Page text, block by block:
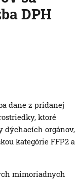
DPH
dane z pridanej
ktoré
dýchacích orgánov,
kategórie FFP2 a
mimoriadnych